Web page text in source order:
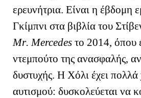
ερευνήτρια. Είναι η έβδομη
Γκίμπνι στα βιβλία του
Mr. Mercedes τo 2014, όπου
ντεμπούτο της ανασφαλής,
δυστυχής. Η Χόλι έχει πολλά
αυτισμού: δυσκολεύεται να